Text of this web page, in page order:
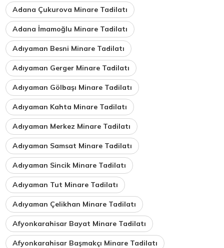
Adana Çukurova Minare Tadilatı
Adana İmamoğlu Minare Tadilatı
Adıyaman Besni Minare Tadilatı
Adıyaman Gerger Minare Tadilatı
Adıyaman Gölbaşı Minare Tadilatı
Adıyaman Kahta Minare Tadilatı
Adıyaman Merkez Minare Tadilatı
Adıyaman Samsat Minare Tadilatı
Adıyaman Sincik Minare Tadilatı
Adıyaman Tut Minare Tadilatı
Adıyaman Çelikhan Minare Tadilatı
Afyonkarahisar Bayat Minare Tadilatı
Afyonkarahisar Başmakçı Minare Tadilatı